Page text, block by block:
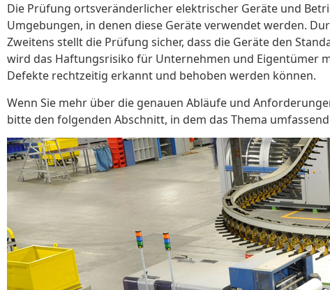
Die Prüfung ortsveränderlicher elektrischer Geräte und
Umgebungen, in denen diese Geräte verwendet werden.
Zweitens stellt die Prüfung sicher, dass die Geräte den
wird das Haftungsrisiko für Unternehmen und Eigentümer
Defekte rechtzeitig erkannt und behoben werden können.
Wenn Sie mehr über die genauen Abläufe und
bitte den folgenden Abschnitt, in dem das Thema